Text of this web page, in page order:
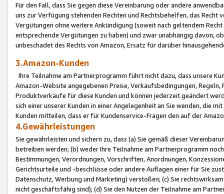
Für den Fall, dass Sie gegen diese Vereinbarung oder andere
uns zur Verfügung stehenden Rechten und Rechtsbehelfen, das
Vergütungen ohne weitere Ankündigung (soweit nach geltendem
entsprechende Vergütungen zu haben) und zwar unabhängig davon,
unbeschadet des Rechts von Amazon, Ersatz für darüber
3.Amazon-Kunden
Ihre Teilnahme am Partnerprogramm führt nicht dazu, dass unsere
Amazon-Website angegebenen Preise, Verkaufsbedingungen,
Produktverkäufe für diese Kunden und können jederzeit geändert
sich einer unserer Kunden in einer Angelegenheit an Sie wenden, die
Kunden mitteilen, dass er für Kundenservice-Fragen den auf der
4.Gewährleistungen
Sie gewährleisten und sichern zu, dass (a) Sie gemäß dieser
betreiben werden; (b) weder Ihre Teilnahme am Partnerprogramm
Bestimmungen, Verordnungen, Vorschriften, Anordnungen,
Gerichtsurteile und -beschlüsse oder andere Auflagen einer für Sie
Datenschutz, Werbung und Marketing) verstoßen; (c) Sie
nicht geschäftsfähig sind); (d) Sie den Nutzen der Teilnahme am